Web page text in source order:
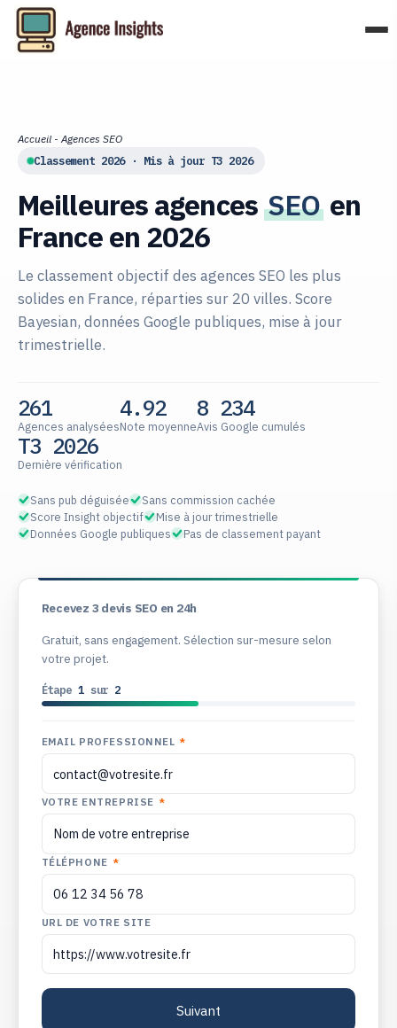
Aller
au
contenu
Accueil - Agences SEO
Classement 2026 · Mis à jour T3 2026
Meilleures agences SEOen
France en 2026
Le classement objectif des agences SEO les plus
solides en France, réparties sur 20 villes. Score
Bayesian, données Google publiques, mise à jour
trimestrielle.
261
Agences analysées
4.92
Note moyenne
8 234
Avis Google cumulés
T3 2026
Dernière vérification
Sans pub déguisée
Sans commission cachée
Score Insight objectif
Mise à jour trimestrielle
Données Google publiques
Pas de classement payant
Recevez 3 devis SEO en 24h
Gratuit, sans engagement. Sélection sur-mesure selon
votre projet.
Étape 1sur 2
EMAIL PROFESSIONNEL *
VOTRE ENTREPRISE *
TÉLÉPHONE *
URL DE VOTRE SITE